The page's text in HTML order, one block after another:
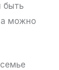
быть
можно